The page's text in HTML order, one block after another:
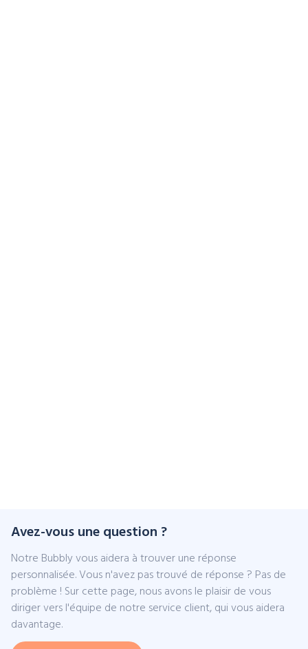
Avez-vous une question ?
Notre Bubbly vous aidera à trouver une réponse
personnalisée. Vous n'avez pas trouvé de réponse ? Pas de
problème ! Sur cette page, nous avons le plaisir de vous
diriger vers l'équipe de notre service client, qui vous aidera
davantage.